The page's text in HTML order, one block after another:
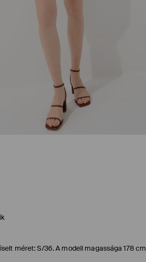
méret: S/36. A modell magassága 178 cm